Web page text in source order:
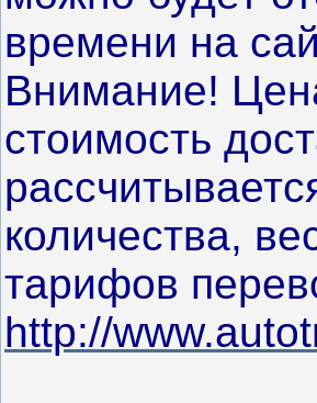
времени на
Внимание!
стоимость
количества,
тарифов
http://